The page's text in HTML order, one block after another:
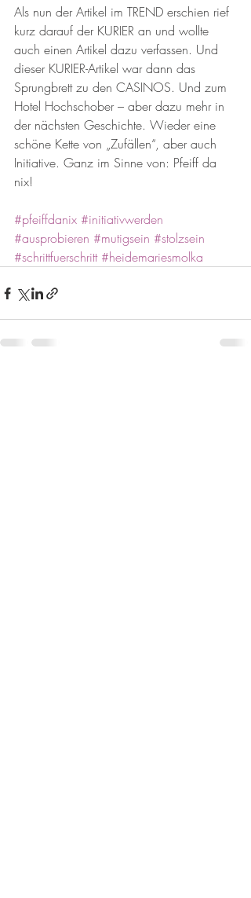
Als nun der Artikel im TREND erschien rief
kurz darauf der KURIER an und wollte
auch einen Artikel dazu verfassen. Und
dieser KURIER-Artikel war dann das
Sprungbrett zu den CASINOS. Und zum
Hotel Hochschober – aber dazu mehr in
der nächsten Geschichte. Wieder eine
schöne Kette von „Zufällen“, aber auch
Initiative. Ganz im Sinne von: Pfeiff da
nix!
#pfeiffdanix #initiativwerden
#ausprobieren #mutigsein #stolzsein
#schrittfuerschritt #heidemariesmolka